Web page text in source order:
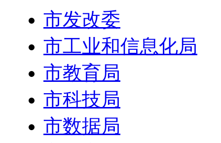
市发改委
市工业和信息化局
市教育局
市科技局
市数据局